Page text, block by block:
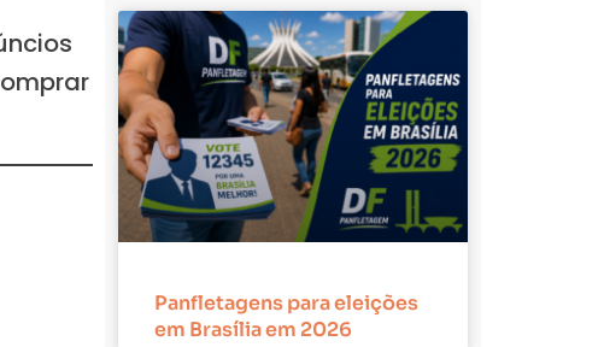
Panfletagens para eleições
em Brasília em 2026